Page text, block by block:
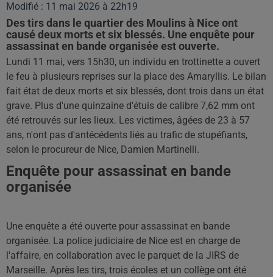
Modifié : 11 mai 2026 à 22h19
Des tirs dans le quartier des Moulins à Nice ont
causé deux morts et six blessés. Une enquête pour
assassinat en bande organisée est ouverte.
Lundi 11 mai, vers 15h30, un individu en trottinette a ouvert
le feu à plusieurs reprises sur la place des Amaryllis. Le bilan
fait état de deux morts et six blessés, dont trois dans un état
grave. Plus d'une quinzaine d'étuis de calibre 7,62 mm ont
été retrouvés sur les lieux. Les victimes, âgées de 23 à 57
ans, n'ont pas d'antécédents liés au trafic de stupéfiants,
selon le procureur de Nice, Damien Martinelli.
Enquête pour assassinat en bande
organisée
Une enquête a été ouverte pour assassinat en bande
organisée. La police judiciaire de Nice est en charge de
l'affaire, en collaboration avec le parquet de la JIRS de
Marseille. Après les tirs, trois écoles et un collège ont été